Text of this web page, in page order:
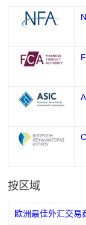
按区域
欧洲最佳外汇交易